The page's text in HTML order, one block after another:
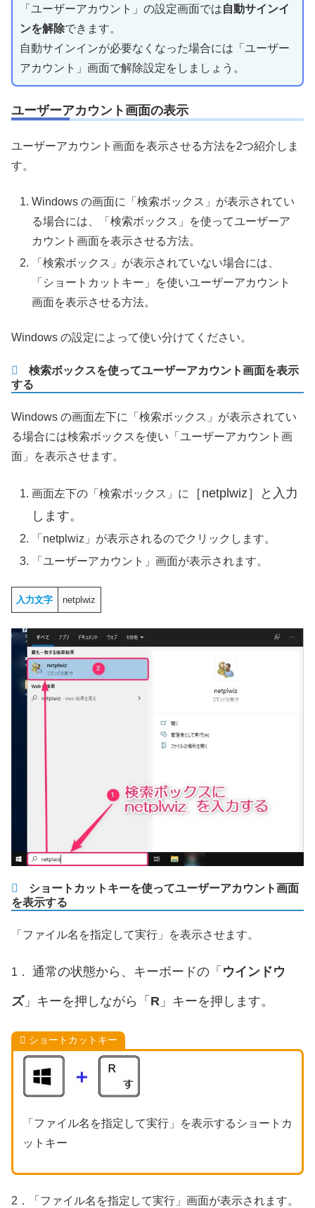
「ユーザーアカウント」の設定画面では自動サインイ
ンを解除できます。
自動サインインが必要なくなった場合には「ユーザー
アカウント」画面で解除設定をしましょう。
ユーザーアカウント画面の表示
ユーザーアカウント画面を表示させる方法を2つ紹介しま
す。
Windows の画面に「検索ボックス」が表示されてい
る場合には、「検索ボックス」を使ってユーザーア
カウント画面を表示させる方法。
「検索ボックス」が表示されていない場合には、
「ショートカットキー」を使いユーザーアカウント
画面を表示させる方法。
Windows の設定によって使い分けてください。
検索ボックスを使ってユーザーアカウント画面を表示
する
Windows の画面左下に「検索ボックス」が表示されてい
る場合には検索ボックスを使い「ユーザーアカウント画
面」を表示させます。
画面左下の「検索ボックス」に
［netplwiz］と入力
します。
「netplwiz」が表示されるのでクリックします。
「ユーザーアカウント」画面が表示されます。
入力文字 netplwiz
ショートカットキーを使ってユーザーアカウント画面
を表示する
「ファイル名を指定して実行」を表示させます。
1． 通常の状態から、キーボードの「 ウインドウ
ズ」キーを押しながら「 R 」キーを押します。
ショートカットキー
「ファイル名を指定して実行」を表示するショートカ
ットキー
2．「ファイル名を指定して実行」画面が表示されます。